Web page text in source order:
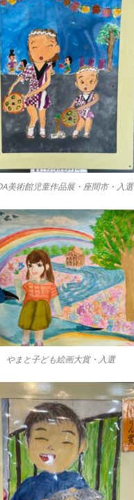
美術館児童作品展・座間市・入選
やまと子ども絵画大賞・入選